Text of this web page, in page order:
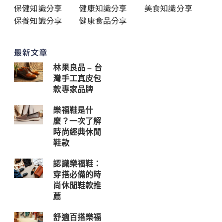
保健知識分享 健康知識分享
美食知識分享
保養知識分享
健康食品分享
最新文章
林果良品 – 台
灣手工真皮包
款專家品牌
樂福鞋是什
麼？一次了解
時尚經典休閒
鞋款
認識樂福鞋：
穿搭必備的時
尚休閒鞋款推
薦
舒適百搭樂福